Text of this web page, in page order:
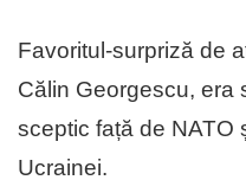
Favoritul-surpriză de
Călin Georgescu, era
sceptic față de NATO
Ucrainei.